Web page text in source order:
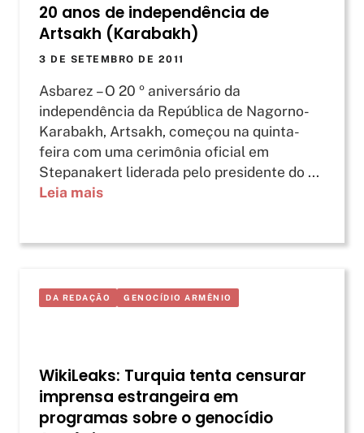
20 anos de independência de
Artsakh (Karabakh)
3 DE SETEMBRO DE 2011
Asbarez – O 20 º aniversário da
independência da República de Nagorno-
Karabakh, Artsakh, começou na quinta-
feira com uma cerimônia oficial em
Stepanakert liderada pelo presidente do ...
Leia mais
DA REDAÇÃO GENOCÍDIO ARMÊNIO
WikiLeaks: Turquia tenta censurar
imprensa estrangeira em
programas sobre o genocídio